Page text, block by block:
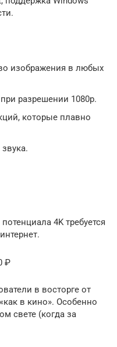
изображения в любых
разрешении 1080p.
которые плавно
4K требуется
₽
в восторге от
в кино». Особенно
свете (когда за